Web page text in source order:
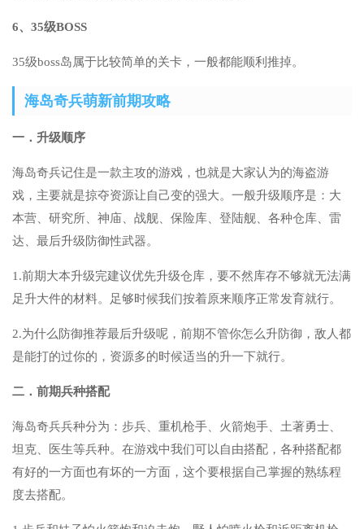
6、35级BOSS
35级boss岛属于比较简单的关卡，一般都能顺利推掉。
海岛奇兵萌新前期攻略
一．升级顺序
海岛奇兵记住是一款主攻的游戏，也就是大家认为的海盗游
戏，主要就是掠夺资源让自己变的强大。一般升级顺序是：大
本营、研究所、神庙、战舰、保险库、登陆舰、各种仓库、雷
达、最后升级防御性武器。
1.前期大本升级完建议优先升级仓库，要不然库存不够就无法满
足升大件的材料。足够时候我们按着原来顺序正常发育就行。
2.为什么防御推荐最后升级呢，前期不管你怎么升防御，敌人都
是能打的过你的，资源多的时候适当的升一下就行。
二．前期兵种搭配
海岛奇兵兵种分为：步兵、重机枪手、火箭炮手、土著勇士、
坦克、医生等兵种。在游戏中我们可以自由搭配，各种搭配都
有好的一方面也有坏的一方面，这个要根据自己掌握的熟练程
度去搭配。